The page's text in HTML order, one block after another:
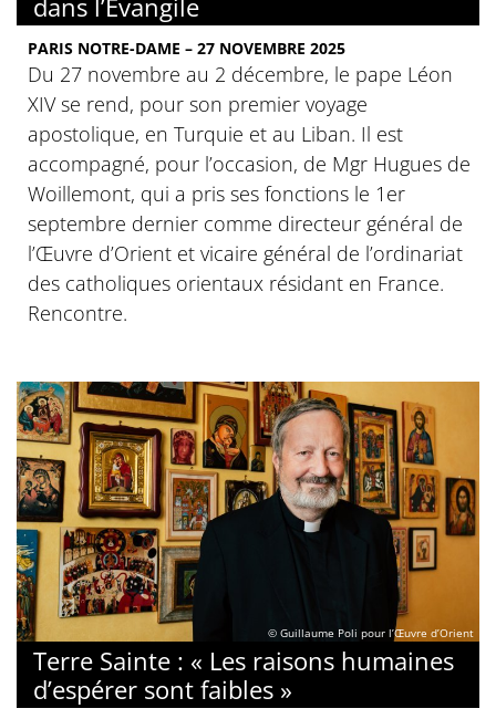
dans l’Évangile
PARIS NOTRE-DAME – 27 NOVEMBRE 2025
Du 27 novembre au 2 décembre, le pape Léon
XIV se rend, pour son premier voyage
apostolique, en Turquie et au Liban. Il est
accompagné, pour l’occasion, de Mgr Hugues de
Woillemont, qui a pris ses fonctions le 1er
septembre dernier comme directeur général de
l’Œuvre d’Orient et vicaire général de l’ordinariat
des catholiques orientaux résidant en France.
Rencontre.
© Guillaume Poli pour l’Œuvre d’Orient
Terre Sainte : « Les raisons humaines
d’espérer sont faibles »